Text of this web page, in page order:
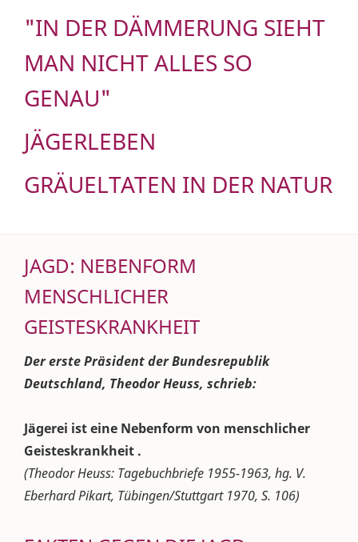
"IN DER DÄMMERUNG SIEHT
MAN NICHT ALLES SO
GENAU"
JÄGERLEBEN
GRÄUELTATEN IN DER NATUR
JAGD: NEBENFORM
MENSCHLICHER
GEISTESKRANKHEIT
Der erste Präsident der Bundesrepublik
Deutschland, Theodor Heuss, schrieb:
Jägerei ist eine Nebenform von menschlicher
Geisteskrankheit .
(Theodor Heuss: Tagebuchbriefe 1955-1963, hg. V.
Eberhard Pikart, Tübingen/Stuttgart 1970, S. 106)